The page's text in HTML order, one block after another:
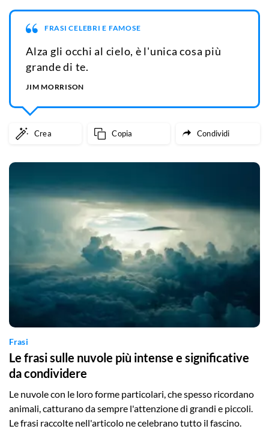
FRASI CELEBRI E FAMOSE
Alza gli occhi al cielo, è l'unica cosa più
grande di te.
JIM MORRISON
Crea Copia Condividi
Frasi
Le frasi sulle nuvole più intense e significative
da condividere
Le nuvole con le loro forme particolari, che spesso ricordano
animali, catturano da sempre l'attenzione di grandi e piccoli.
Le frasi raccolte nell'articolo ne celebrano tutto il fascino.